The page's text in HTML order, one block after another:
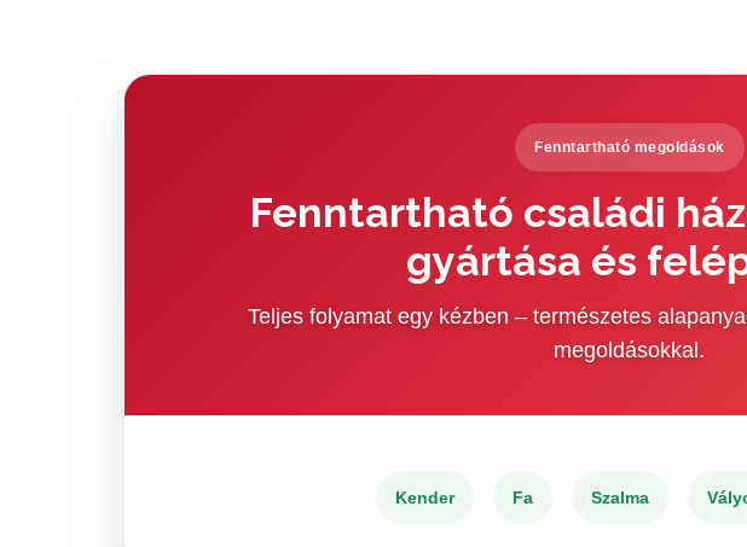
Fenntartható megoldások
Fenntartható családi
gyártása és
Teljes folyamat egy kézben – természetes
megoldásokkal.
Kender Fa Szalma